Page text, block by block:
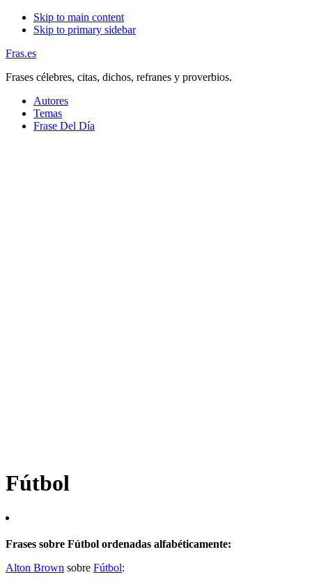
Skip to main content
Skip to primary sidebar
Fras.es
Frases célebres, citas, dichos, refranes y proverbios.
Autores
Temas
Frase Del Día
Fútbol
Frases sobre Fútbol ordenadas alfabéticamente:
Alton Brown sobre Fútbol: